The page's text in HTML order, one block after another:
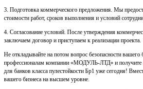
3. Подготовка коммерческого предложения. Мы
стоимости работ, сроков выполнения и условий
4. Согласование условий. После утверждения
заключаем договор и приступаем к реализации проекта.
Не откладывайте на потом вопрос безопасности вашего
профессионалам компании «МОДУЛЬ-ЛТД» и получите
для банков класса пулестойкости Бр1 уже сегодня!
вашего бизнеса на высшем уровне.